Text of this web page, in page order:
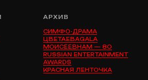
АРХИВ
СИМФО-ДРАМА
ЦВЕТАЕВАGALA
МОИСЕЕВНАМ — 80
RUSSIAN ENTERTAINMENT
AWARDS
КРАСНАЯ ЛЕНТОЧКА